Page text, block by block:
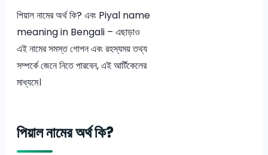
পিয়াল নামের অর্থ কি? এবং Piyal name
meaning in Bengali – এছাড়াও
এই নামের সমস্ত গোপন এবং রহস্যময় তথ্য
সম্পর্কে জেনে নিতে পারবেন, এই আর্টিকেলের
মাধ্যমে।
পিয়াল নামের অর্থ কি?